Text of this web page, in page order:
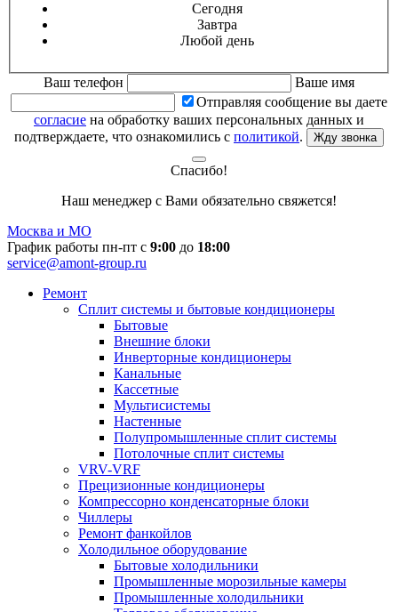
Сегодня
Завтра
Любой день
Ваш телефон
Ваше имя
Отправляя сообщение вы даете
согласие на обработку ваших персональных данных и
подтверждаете, что ознакомились с политикой. Жду звонка
Спасибо!
Наш менеджер с Вами обязательно свяжется!
Москва и МО
График работы пн-пт с 9:00 до 18:00
service@amont-group.ru
Ремонт
Сплит системы и бытовые кондиционеры
Бытовые
Внешние блоки
Инверторные кондиционеры
Канальные
Кассетные
Мультисистемы
Настенные
Полупромышленные сплит системы
Потолочные сплит системы
VRV-VRF
Прецизионные кондиционеры
Компрессорно конденсаторные блоки
Чиллеры
Ремонт фанкойлов
Холодильное оборудование
Бытовые холодильники
Промышленные морозильные камеры
Промышленные холодильники